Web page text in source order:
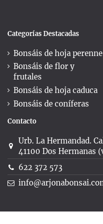
Categorías Destacadas
Bonsáis de hoja perenne
Bonsáis de flor y
frutales
Bonsáis de hoja caduca
Bonsáis de coníferas
Contacto
Urb. La Hermandad.
41100 Dos Hermanas
622 372 573